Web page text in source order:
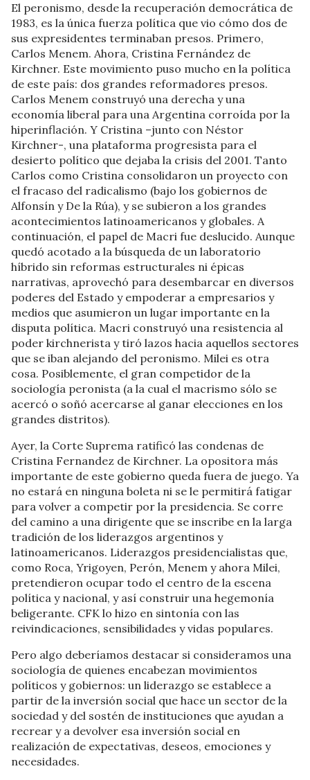
El peronismo, desde la recuperación democrática de
1983, es la única fuerza política que vio cómo dos de
sus expresidentes terminaban presos. Primero,
Carlos Menem. Ahora, Cristina Fernández de
Kirchner. Este movimiento puso mucho en la política
de este país: dos grandes reformadores presos.
Carlos Menem construyó una derecha y una
economía liberal para una Argentina corroída por la
hiperinflación. Y Cristina –junto con Néstor
Kirchner-, una plataforma progresista para el
desierto político que dejaba la crisis del 2001. Tanto
Carlos como Cristina consolidaron un proyecto con
el fracaso del radicalismo (bajo los gobiernos de
Alfonsín y De la Rúa), y se subieron a los grandes
acontecimientos latinoamericanos y globales. A
continuación, el papel de Macri fue deslucido. Aunque
quedó acotado a la búsqueda de un laboratorio
híbrido sin reformas estructurales ni épicas
narrativas, aprovechó para desembarcar en diversos
poderes del Estado y empoderar a empresarios y
medios que asumieron un lugar importante en la
disputa política. Macri construyó una resistencia al
poder kirchnerista y tiró lazos hacia aquellos sectores
que se iban alejando del peronismo. Milei es otra
cosa. Posiblemente, el gran competidor de la
sociología peronista (a la cual el macrismo sólo se
acercó o soñó acercarse al ganar elecciones en los
grandes distritos).
Ayer, la Corte Suprema ratificó las condenas de
Cristina Fernandez de Kirchner. La opositora más
importante de este gobierno queda fuera de juego. Ya
no estará en ninguna boleta ni se le permitirá fatigar
para volver a competir por la presidencia. Se corre
del camino a una dirigente que se inscribe en la larga
tradición de los liderazgos argentinos y
latinoamericanos. Liderazgos presidencialistas que,
como Roca, Yrigoyen, Perón, Menem y ahora Milei,
pretendieron ocupar todo el centro de la escena
política y nacional, y así construir una hegemonía
beligerante. CFK lo hizo en sintonía con las
reivindicaciones, sensibilidades y vidas populares.
Pero algo deberíamos destacar si consideramos una
sociología de quienes encabezan movimientos
políticos y gobiernos: un liderazgo se establece a
partir de la inversión social que hace un sector de la
sociedad y del sostén de instituciones que ayudan a
recrear y a devolver esa inversión social en
realización de expectativas, deseos, emociones y
necesidades.